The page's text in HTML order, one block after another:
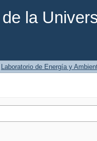
la
Laboratorio de Energía y